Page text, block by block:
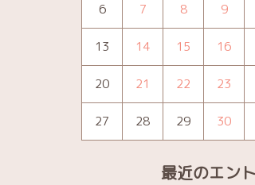
6 7 8 9
13 14 15 16
20 21 22 23
27 28 29 30
最近のエン